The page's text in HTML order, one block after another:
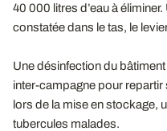
40 000 litres d’eau à
constatée dans le tas, le
Une désinfection du
inter-campagne pour repartir
lors de la mise en stockage,
tubercules malades.